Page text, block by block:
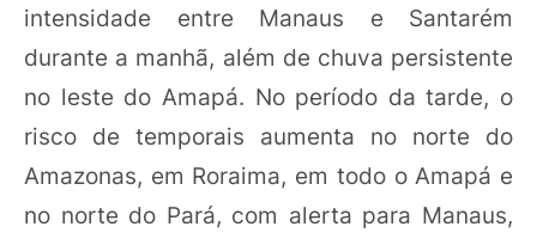
intensidade entre Manaus e Santarém
durante a manhã, além de chuva persistente
no leste do Amapá. No período da tarde, o
risco de temporais aumenta no norte do
Amazonas, em Roraima, em todo o Amapá e
no norte do Pará, com alerta para Manaus,